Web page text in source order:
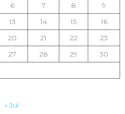
6 7 8
9
13 14 15
16
20 21 22
23
27 28 29
30
« Jul